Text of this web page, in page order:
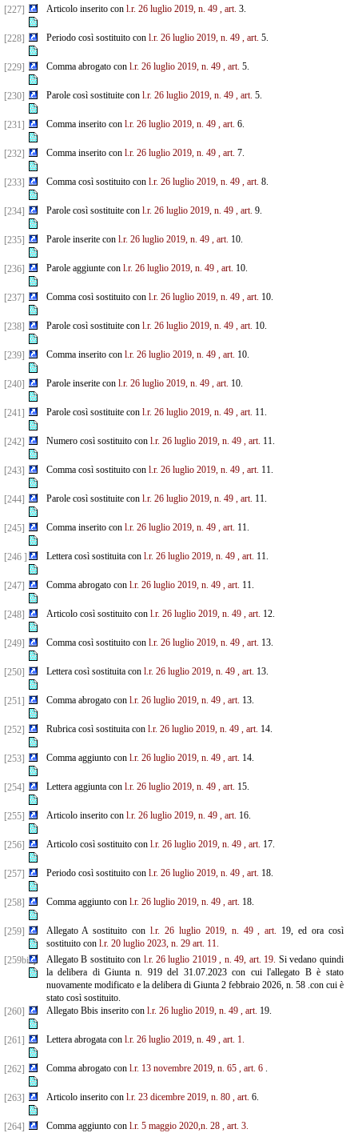
[227] Articolo inserito con l.r. 26 luglio 2019, n. 49 , art. 3.
[228] Periodo così sostituito con l.r. 26 luglio 2019, n. 49 , art. 5.
[229] Comma abrogato con l.r. 26 luglio 2019, n. 49 , art. 5.
[230] Parole così sostituite con l.r. 26 luglio 2019, n. 49 , art. 5.
[231] Comma inserito con l.r. 26 luglio 2019, n. 49 , art. 6.
[232] Comma inserito con l.r. 26 luglio 2019, n. 49 , art. 7.
[233] Comma così sostituito con l.r. 26 luglio 2019, n. 49 , art. 8.
[234] Parole così sostituite con l.r. 26 luglio 2019, n. 49 , art. 9.
[235] Parole inserite con l.r. 26 luglio 2019, n. 49 , art. 10.
[236] Parole aggiunte con l.r. 26 luglio 2019, n. 49 , art. 10.
[237] Comma così sostituito con l.r. 26 luglio 2019, n. 49 , art. 10.
[238] Parole così sostituite con l.r. 26 luglio 2019, n. 49 , art. 10.
[239] Comma inserito con l.r. 26 luglio 2019, n. 49 , art. 10.
[240] Parole inserite con l.r. 26 luglio 2019, n. 49 , art. 10.
[241] Parole così sostituite con l.r. 26 luglio 2019, n. 49 , art. 11.
[242] Numero così sostituito con l.r. 26 luglio 2019, n. 49 , art. 11.
[243] Comma così sostituito con l.r. 26 luglio 2019, n. 49 , art. 11.
[244] Parole così sostituite con l.r. 26 luglio 2019, n. 49 , art. 11.
[245] Comma inserito con l.r. 26 luglio 2019, n. 49 , art. 11.
[246 ] Lettera così sostituita con l.r. 26 luglio 2019, n. 49 , art. 11.
[247] Comma abrogato con l.r. 26 luglio 2019, n. 49 , art. 11.
[248] Articolo così sostituito con l.r. 26 luglio 2019, n. 49 , art. 12.
[249] Comma così sostituito con l.r. 26 luglio 2019, n. 49 , art. 13.
[250] Lettera così sostituita con l.r. 26 luglio 2019, n. 49 , art. 13.
[251] Comma abrogato con l.r. 26 luglio 2019, n. 49 , art. 13.
[252] Rubrica così sostituita con l.r. 26 luglio 2019, n. 49 , art. 14.
[253] Comma aggiunto con l.r. 26 luglio 2019, n. 49 , art. 14.
[254] Lettera aggiunta con l.r. 26 luglio 2019, n. 49 , art. 15.
[255] Articolo inserito con l.r. 26 luglio 2019, n. 49 , art. 16.
[256] Articolo così sostituito con l.r. 26 luglio 2019, n. 49 , art. 17.
[257] Periodo così sostituito con l.r. 26 luglio 2019, n. 49 , art. 18.
[258] Comma aggiunto con l.r. 26 luglio 2019, n. 49 , art. 18.
[259] Allegato A sostituito conl.r. 26 luglio 2019, n. 49 , art. 19, ed ora così
sostituito con l.r. 20 luglio 2023, n. 29 art. 11.
[259bis]
Allegato B sostituito con l.r. 26 luglio 21019 , n. 49, art. 19. Si vedano quindi
la delibera di Giunta n. 919 del 31.07.2023 con cui l'allegato B è stato
nuovamente modificato e la delibera di Giunta 2 febbraio 2026, n. 58 .con cui è
stato così sostituito.
[260]
Allegato Bbis inserito con l.r. 26 luglio 2019, n. 49 , art. 19.
[261] Lettera abrogata con l.r. 26 luglio 2019, n. 49 , art. 1.
[262] Comma abrogato con l.r. 13 novembre 2019, n. 65 , art. 6.
[263] Articolo inserito con l.r. 23 dicembre 2019, n. 80 , art. 6.
[264] Comma aggiunto con l.r. 5 maggio 2020,n. 28 , art. 3.